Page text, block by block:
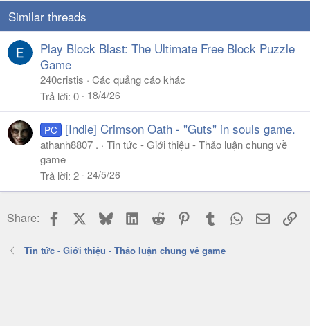
s
:
Similar threads
Play Block Blast: The Ultimate Free Block Puzzle
Game
240cristis
Các quảng cáo khác
Trả lời 0 18/4/26
PC [Indie] Crimson Oath - "Guts" in souls game.
athanh8807 .
Tin tức - Giới thiệu - Thảo luận chung về
game
Trả lời 2 24/5/26
Share: Facebook BlueskyLinkedIn
Reddit PinterestTumblr WhatsApp
Email
Tin tức - Giới thiệu - Thảo luận chung về game